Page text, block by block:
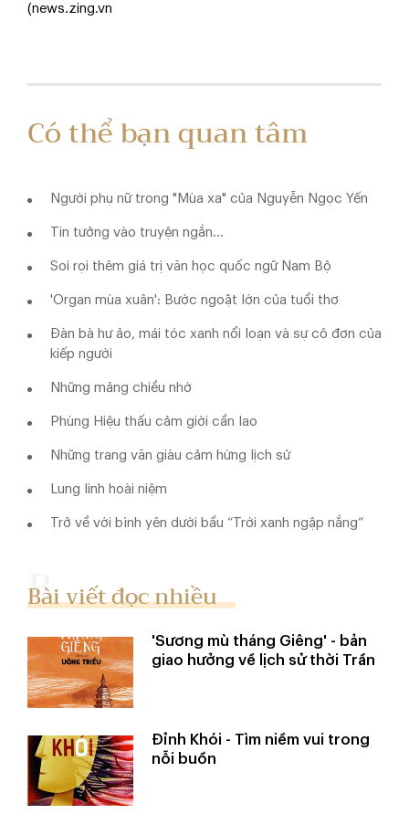
(news.zing.vn
Có thể bạn quan tâm
Người phụ nữ trong "Mùa xa" của Nguyễn Ngọc Yến
Tin tưởng vào truyện ngắn...
Soi rọi thêm giá trị văn học quốc ngữ Nam Bộ
'Organ mùa xuân': Bước ngoặt lớn của tuổi thơ
Đàn bà hư ảo, mái tóc xanh nổi loạn và sự cô đơn của
kiếp người
Những mảng chiều nhớ
Phùng Hiệu thấu cảm giới cần lao
Những trang văn giàu cảm hứng lịch sử
Lung linh hoài niệm
Trở về với bình yên dưới bầu “Trời xanh ngập nắng“
Bài viết đọc nhiều
'Sương mù tháng Giêng' - bản
giao hưởng về lịch sử thời Trần
Đỉnh Khói - Tìm niềm vui trong
nỗi buồn